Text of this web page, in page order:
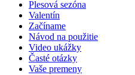
Plesová sezóna
Valentín
Začíname
Návod na použitie
Video ukážky
Časté otázky
Vaše premeny